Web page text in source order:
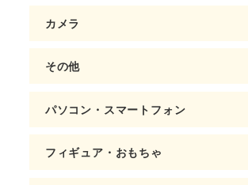
カメラ
その他
パソコン・スマートフォン
フィギュア・おもちゃ